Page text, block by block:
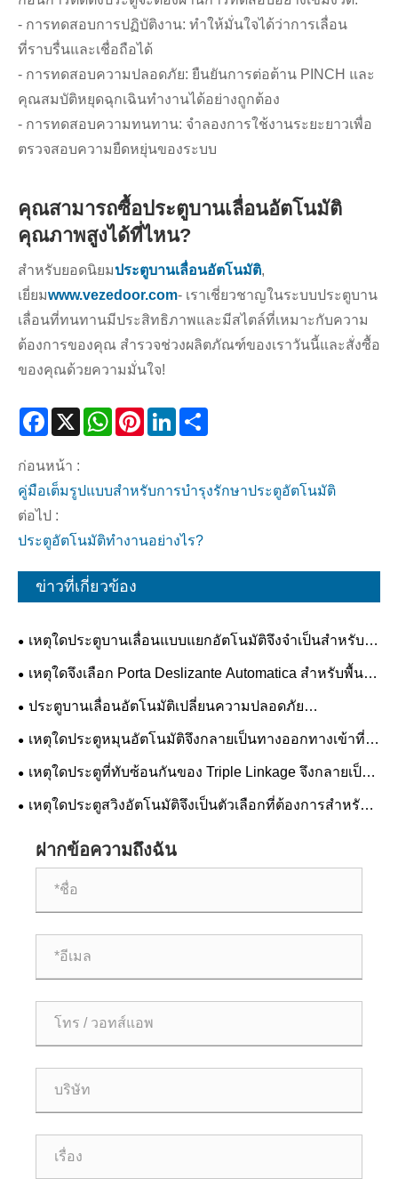
- การทดสอบการปฏิบัติงาน: ทำให้มั่นใจได้ว่าการเลื่อน
ที่ราบรื่นและเชื่อถือได้
- การทดสอบความปลอดภัย: ยืนยันการต่อต้าน PINCH และ
คุณสมบัติหยุดฉุกเฉินทำงานได้อย่างถูกต้อง
- การทดสอบความทนทาน: จำลองการใช้งานระยะยาวเพื่อ
ตรวจสอบความยืดหยุ่นของระบบ
คุณสามารถซื้อประตูบานเลื่อนอัตโนมัติ
คุณภาพสูงได้ที่ไหน?
สำหรับยอดนิยมประตูบานเลื่อนอัตโนมัติ,
เยี่ยมwww.vezedoor.com- เราเชี่ยวชาญในระบบประตูบาน
เลื่อนที่ทนทานมีประสิทธิภาพและมีสไตล์ที่เหมาะกับความ
ต้องการของคุณ สำรวจช่วงผลิตภัณฑ์ของเราวันนี้และสั่งซื้อ
ของคุณด้วยความมั่นใจ!
Facebook
X WhatsAppPinterestLinkedIn
ก่อนหน้า :
คู่มือเต็มรูปแบบสำหรับการบำรุงรักษาประตูอัตโนมัติ
ต่อไป :
ประตูอัตโนมัติทำงานอย่างไร?
ข่าวที่เกี่ยวข้อง
เหตุใดประตูบานเลื่อนแบบแยกอัตโนมัติจึงจำเป็นสำหรับ
อาคารสมัยใหม่
เหตุใดจึงเลือก Porta Deslizante Automatica สำหรับพื้นที่
สมัยใหม่
ประตูบานเลื่อนอัตโนมัติเปลี่ยนความปลอดภัย
ประสิทธิภาพ และแนวโน้มทางสถาปัตยกรรมในอนาคตได้
อย่างไร
เหตุใดประตูหมุนอัตโนมัติจึงกลายเป็นทางออกทางเข้าที่
ต้องการสำหรับอาคารพาณิชย์
เหตุใดประตูที่ทับซ้อนกันของ Triple Linkage จึงกลายเป็น
มาตรฐานในอนาคตสำหรับความปลอดภัยและประสิทธิภาพ
ในอุตสาหกรรม
เหตุใดประตูสวิงอัตโนมัติจึงเป็นตัวเลือกที่ต้องการสำหรับ
ฝากข้อความถึงฉัน